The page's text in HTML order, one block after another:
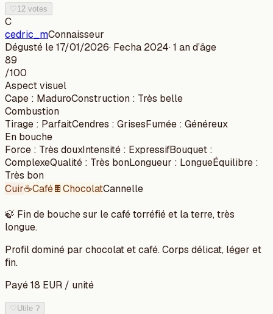
♡ 12 votes
C
cedric_mConnaisseur
Dégusté le17/01/2026· Fecha 2024·1 and’âge
89
/100
Aspect visuel
Cape : MaduroConstruction : Très belle
Combustion
Tirage : ParfaitCendres : GrisesFumée : Généreux
En bouche
Force : Très douxIntensité : ExpressifBouquet :
ComplexeQualité : Très bonLongueur : LongueÉquilibre :
Très bon
Cuir☕Café🍫ChocolatCannelle
🍃 Fin de bouche sur le café torréfié et la terre, très
longue.
Profil dominé par chocolat et café. Corps délicat, léger et
fin.
Payé18 EUR / unité
♡ Utile ?